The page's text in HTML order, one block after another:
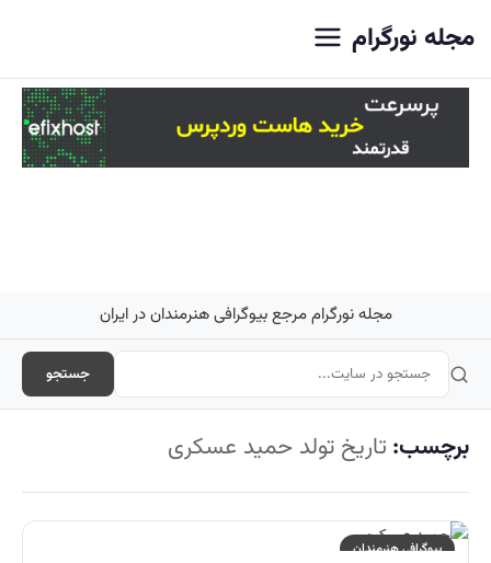
مجله نورگرام
مجله نورگرام مرجع بیوگرافی هنرمندان در ایران
جستجو
برچسب: تاریخ تولد حمید عسکری
بیوگرافی هنرمندان